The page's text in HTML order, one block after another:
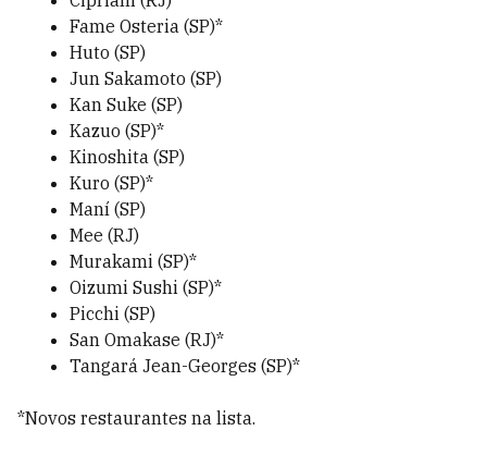
Fame Osteria (SP)*
Huto (SP)
Jun Sakamoto (SP)
Kan Suke (SP)
Kazuo (SP)*
Kinoshita (SP)
Kuro (SP)*
Maní (SP)
Mee (RJ)
Murakami (SP)*
Oizumi Sushi (SP)*
Picchi (SP)
San Omakase (RJ)*
Tangará Jean-Georges (SP)*
*Novos restaurantes na lista.